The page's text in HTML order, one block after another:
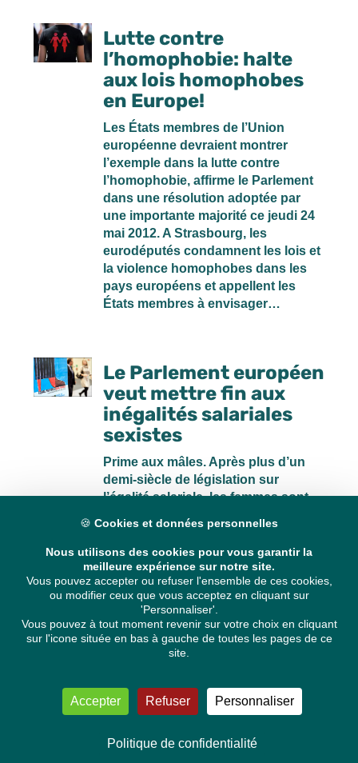
Lutte contre
l’homophobie: halte
aux lois homophobes
en Europe!
Les États membres de l’Union
européenne devraient montrer
l’exemple dans la lutte contre
l’homophobie, affirme le Parlement
dans une résolution adoptée par
une importante majorité ce jeudi 24
mai 2012. A Strasbourg, les
eurodéputés condamnent les lois et
la violence homophobes dans les
pays européens et appellent les
États membres à envisager…
Le Parlement européen
veut mettre fin aux
inégalités salariales
sexistes
Prime aux mâles. Après plus d’un
demi-siècle de législation sur
l’égalité salariale, les femmes sont
homologues masculins. Pour parer
à ces différences, le Parlement
européen vient d’adopter un rapport
sur l’égalité salariale ce jeudi 24 mai
2012.
🍪 Cookies et données personnelles
Nous utilisons des cookies pour vous garantir la
meilleure expérience sur notre site.
Vous pouvez accepter ou refuser l'ensemble de ces cookies,
ou modifier ceux que vous acceptez en cliquant sur
'Personnaliser'.
Vous pouvez à tout moment revenir sur votre choix en cliquant
sur l'icone située en bas à gauche de toutes les pages de ce
site.
Accepter Refuser Personnaliser
Politique de confidentialité